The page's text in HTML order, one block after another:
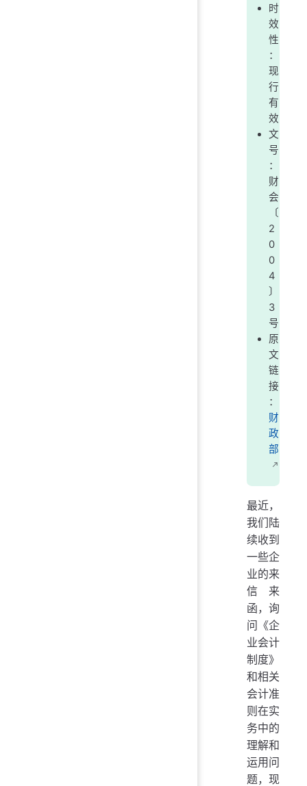
时
效
性
：
现
行
有
效
文
号
：
财
会
〔
2
0
0
4
〕
3
号
原
文
链
接
：
财
政
部
最近，
我们陆
续收到
一些企
业的来
信来
函，询
问《企
业会计
制度》
和相关
会计准
则在实
务中的
理解和
运用问
题，现